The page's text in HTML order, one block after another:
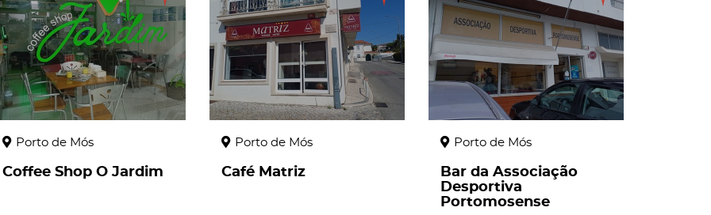
Porto de Mós
Coffee Shop O Jardim
Porto de Mós
Café Matriz
Porto de Mós
Bar da Associação
Desportiva
Portomosense